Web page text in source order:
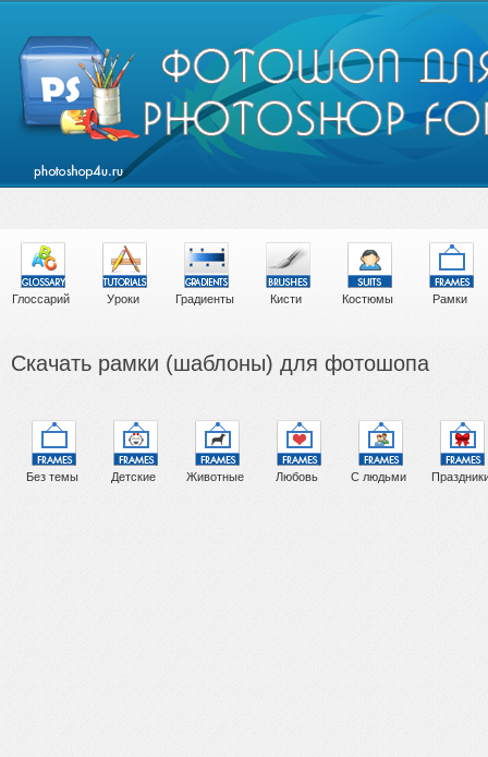
Глоссарий Уроки Градиенты Кисти Костюмы Рамки
Скачать рамки (шаблоны) для фотошопа
Без темы Детские Животные Любовь С людьми